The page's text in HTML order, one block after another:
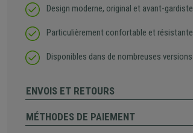
Design moderne, original et avant-gardiste
Particulièrement confortable et résistante
Disponibles dans de nombreuses versions
ENVOIS ET RETOURS
MÉTHODES DE PAIEMENT